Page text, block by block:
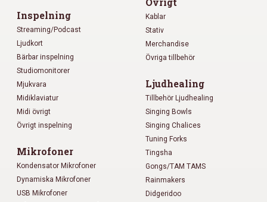
Inspelning
Streaming/Podcast
Ljudkort
Bärbar inspelning
Studiomonitorer
Mjukvara
Midiklaviatur
Midi övrigt
Övrigt inspelning
Mikrofoner
Kondensator Mikrofoner
Dynamiska Mikrofoner
USB Mikrofoner
Kablar
Stativ
Merchandise
Övriga tillbehör
Ljudhealing
Tillbehör Ljudhealing
Singing Bowls
Singing Chalices
Tuning Forks
Tingsha
Gongs/TAM TAMS
Rainmakers
Didgeridoo